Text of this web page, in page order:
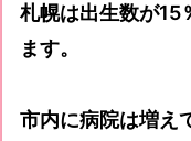
札幌は出生数が15
ます。
市内に病院は増え